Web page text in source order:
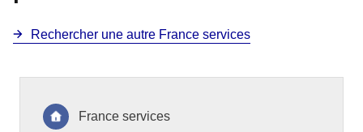
Rechercher une autre France services
France services